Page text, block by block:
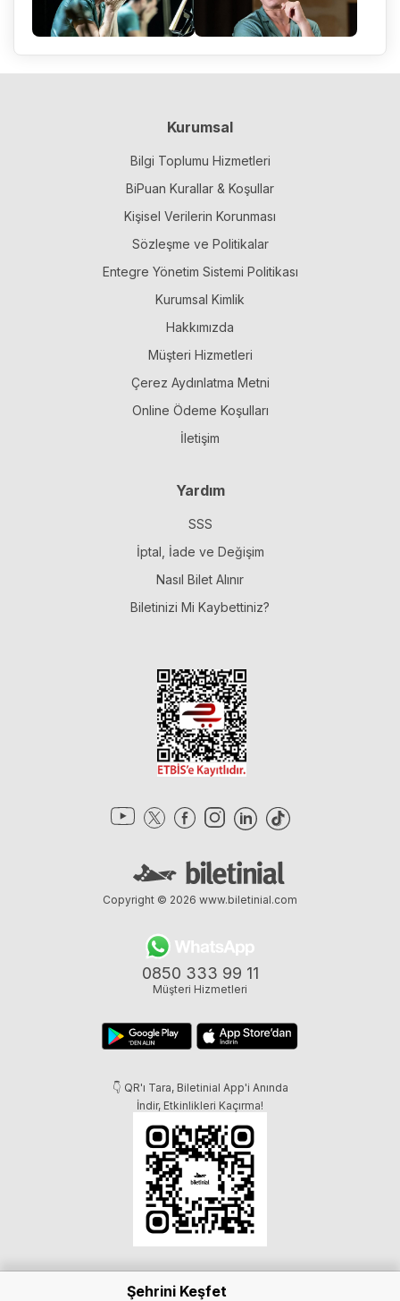
Şehrini Keşfet
Kurumsal
Bilgi Toplumu Hizmetleri
BiPuan Kurallar & Koşullar
Kişisel Verilerin Korunması
Sözleşme ve Politikalar
Entegre Yönetim Sistemi Politikası
Kurumsal Kimlik
Hakkımızda
Müşteri Hizmetleri
Çerez Aydınlatma Metni
Online Ödeme Koşulları
İletişim
Yardım
SSS
İptal, İade ve Değişim
Nasıl Bilet Alınır
Biletinizi Mi Kaybettiniz?
0850 333 99 11
Müşteri Hizmetleri
👇 QR'ı Tara, Biletinial App'i Anında
İndir, Etkinlikleri Kaçırma!
Copyright © 2026 www.biletinial.com